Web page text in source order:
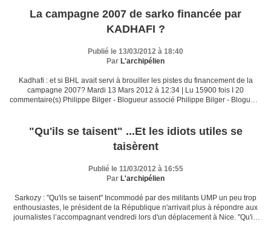
La campagne 2007 de sarko financée par
KADHAFI ?
Publié le 13/03/2012 à 18:40
Par L'archipélien
Kadhafi : et si BHL avait servi à brouiller les pistes du financement de la
campagne 2007? Mardi 13 Mars 2012 à 12:34 | Lu 15900 fois I 20
commentaire(s) Philippe Bilger - Blogueur associé Philippe Bilger - Blogueur
"Qu'ils se taisent" ...Et les idiots utiles se
taisèrent
Publié le 11/03/2012 à 16:55
Par L'archipélien
Sarkozy : "Qu'ils se taisent" Incommodé par des militants UMP un peu trop
enthousiastes, le président de la République n'arrivait plus à répondre aux
journalistes l’accompagnant vendredi lors d'un déplacement à Nice. "Qu'ils